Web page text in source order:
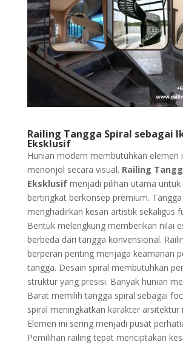
Railing Tangga Spiral sebagai
Eksklusif
Hunian modern membutuhkan elemen
menonjol secara visual. Railing
Eksklusifmenjadi pilihan utama untuk
bertingkat berkonsep premium.
menghadirkan kesan artistik sekaligus
Bentuk melengkung memberikan nilai
berbeda dari tangga konvensional.
berperan penting menjaga keamanan
tangga. Desain spiral membutuhkan
struktur yang presisi. Banyak hunian
Barat memilih tangga spiral sebagai
spiral meningkatkan karakter arsitektur
Elemen ini sering menjadi pusat
Pemilihan railing tepat menciptakan